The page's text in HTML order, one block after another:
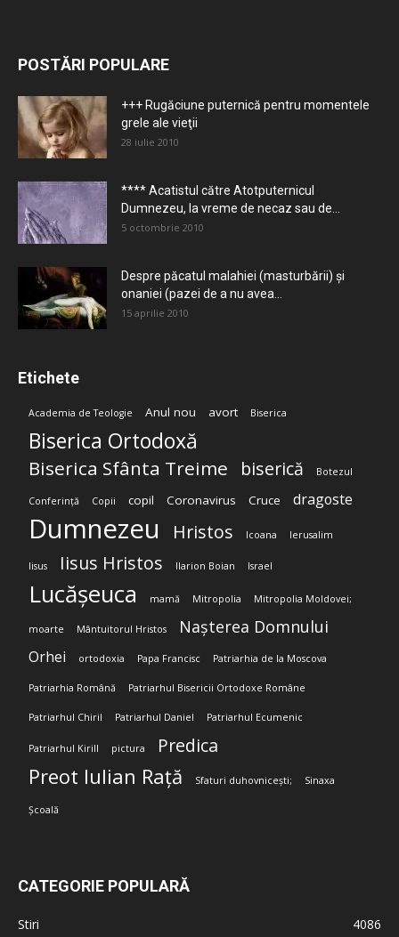
POSTĂRI POPULARE
+++ Rugăciune puternică pentru momentele
grele ale vieţii
28 iulie 2010
**** Acatistul către Atotputernicul
Dumnezeu, la vreme de necaz sau de...
5 octombrie 2010
Despre păcatul malahiei (masturbării) şi
onaniei (pazei de a nu avea...
15 aprilie 2010
Etichete
Academia de Teologie Anul nou avort Biserica
Biserica Ortodoxă
Biserica Sfânta Treime biserică Botezul
Conferință Copii copil Coronavirus Cruce dragoste
Dumnezeu Hristos Icoana Ierusalim
Iisus Iisus Hristos Ilarion Boian Israel
Lucășeuca mamă Mitropolia Mitropolia Moldovei;
moarte Mântuitorul Hristos Nașterea Domnului
Orhei ortodoxia Papa Francisc Patriarhia de la Moscova
Patriarhia Română Patriarhul Bisericii Ortodoxe Române
Patriarhul Chiril Patriarhul Daniel Patriarhul Ecumenic
Patriarhul Kirill pictura Predica
Preot Iulian Rață Sfaturi duhovnicești; Sinaxa
Școală
CATEGORIE POPULARĂ
Stiri
4086